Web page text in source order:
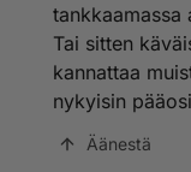
tankkaamassa
Tai sitten
kannattaa
nykyisin
Äänestä